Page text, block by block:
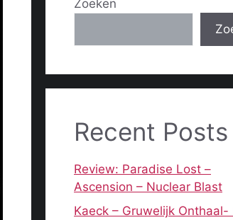
Zoeken
Recent Posts
Review: Paradise Lost –
Ascension – Nuclear Blast
Kaeck – Gruwelijk Onthaal-